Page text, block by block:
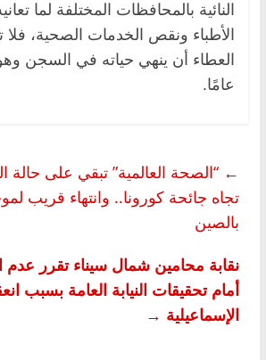
النائية بالمحافظات المختلفة لما
الأطباء ونقص الخدمات الصحية، فلا
عامًا.
← “الصحة العالمية” تبقي على
تجاه جائحة كورونا.. وانتهاء قريب
بالصين
نقابة محامين شمال سيناء تقرر عدم
أمام تحقيقات النيابة العامة بسبب
الإسماعيلية →